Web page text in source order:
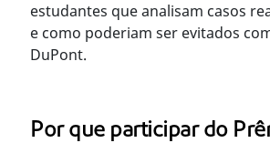
estudantes que analisam casos
e como poderiam ser evitados
DuPont.
Por que participar do